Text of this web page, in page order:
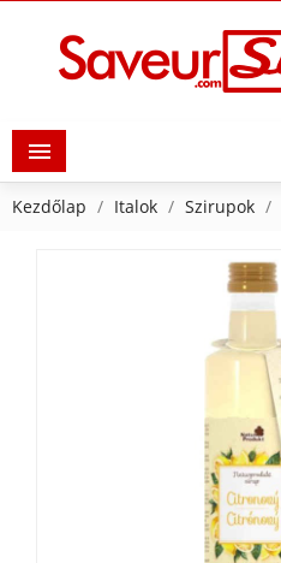

Kezdőlap Italok Szirupok